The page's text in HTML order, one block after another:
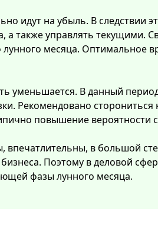
идут на убыль. В следствии
а также управлять текущими.
месяца. Оптимальное
уменьшается. В данный
Рекомендовано сторониться
повышение вероятности
впечатлительны, в большой
Поэтому в деловой
фазы лунного месяца.